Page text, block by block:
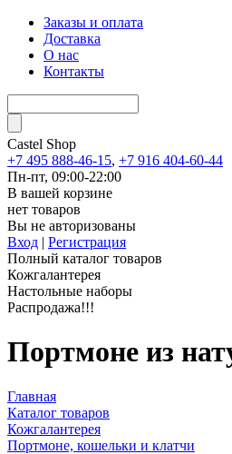
Заказы и оплата
Доставка
О нас
Контакты
Castel Shop
+7 495 888-46-15, +7 916 404-60-44
Пн-пт, 09:00-22:00
В вашей корзине
нет товаров
Вы не авторизованы
Вход | Регистрация
Полный каталог товаров
Кожгалантерея
Настольные наборы
Распродажа!!!
Портмоне из
Главная
Каталог товаров
Кожгалантерея
Портмоне, кошельки и клатчи